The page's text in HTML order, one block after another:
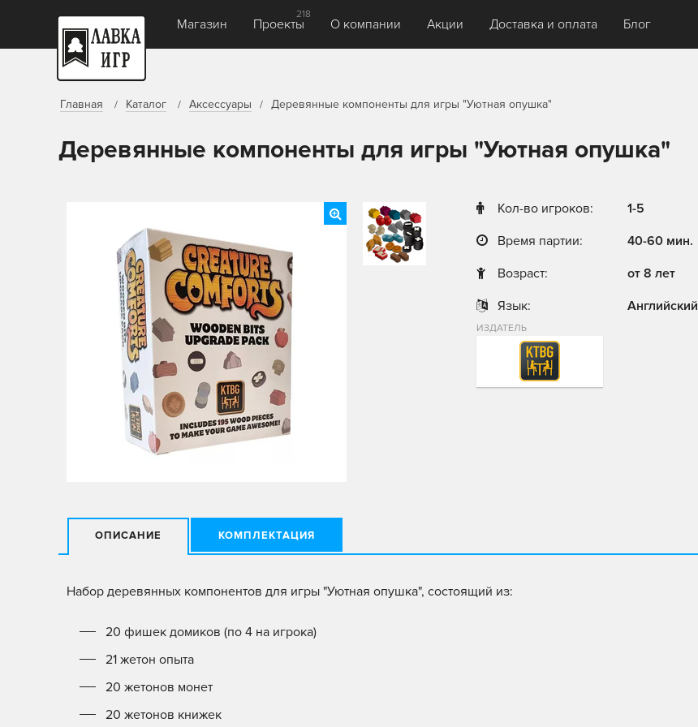
Магазин Проекты
218
О компании Акции Доставка и оплата Блог
Главная Каталог Аксессуары Деревянные компоненты для игры "Уютная опушка"
Деревянные компоненты для игры "Уютная опушка"
Кол-во игроков:
1-5
Время партии:
40-60 мин.
Возраст:
от 8 лет
Язык:
Английский
ИЗДАТЕЛЬ
ОПИСАНИЕ КОМПЛЕКТАЦИЯ
Набор деревянных компонентов для игры "Уютная опушка", состоящий из:
20 фишек домиков (по 4 на игрока)
21 жетон опыта
20 жетонов монет
20 жетонов книжек